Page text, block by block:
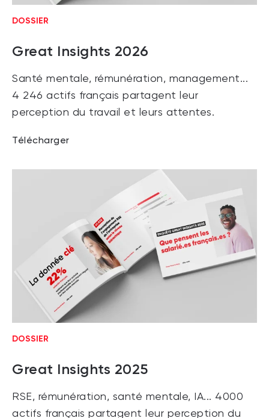
DOSSIER
Great Insights 2026
Santé mentale, rémunération, management...
4 246 actifs français partagent leur
perception du travail et leurs attentes.
Télécharger
DOSSIER
Great Insights 2025
RSE, rémunération, santé mentale, IA... 4000
actifs français partagent leur perception du